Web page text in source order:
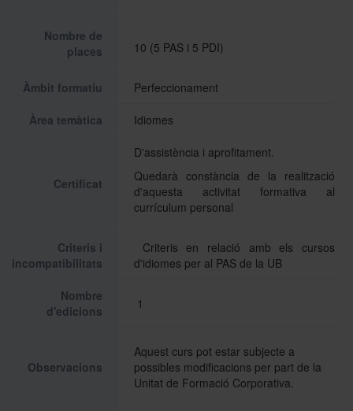
Nombre de
places
10 (5 PAS i 5 PDI)
Àmbit formatiu Perfeccionament
Àrea temàtica Idiomes
Certificat
D'assistència i aprofitament.
Quedarà constància de la realització
d'aquesta activitat formativa al
currículum personal
Criteris i
incompatibilitats
Criteris en relació amb els cursos
d'idiomes per al PAS de la UB
Nombre
d'edicions
1
Observacions
Aquest curs pot estar subjecte a
possibles modificacions per part de la
Unitat de Formació Corporativa.